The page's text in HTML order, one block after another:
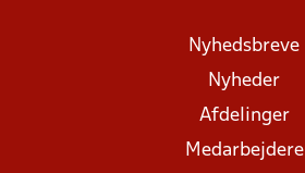
Nyhedsbreve
Nyheder
Afdelinger
Medarbejdere